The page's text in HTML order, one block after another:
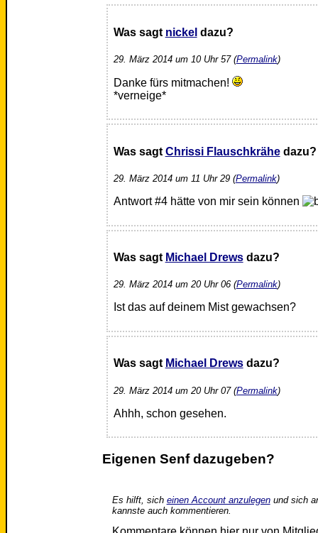
Was sagt nickel dazu?
29. März 2014 um 10 Uhr 57 (Permalink)
Danke fürs mitmachen!
*verneige*
Was sagt Chrissi Flauschkrähedazu?
29. März 2014 um 11 Uhr 29 (Permalink)
Antwort #4 hätte von mir sein können
Was sagt Michael Drewsdazu?
29. März 2014 um 20 Uhr 06 (Permalink)
Ist das auf deinem Mist gewachsen?
Was sagt Michael Drewsdazu?
29. März 2014 um 20 Uhr 07 (Permalink)
Ahhh, schon gesehen.
Eigenen Senf dazugeben?
Es hilft, sich einen Account anzulegenund sich
kannste auch kommentieren.